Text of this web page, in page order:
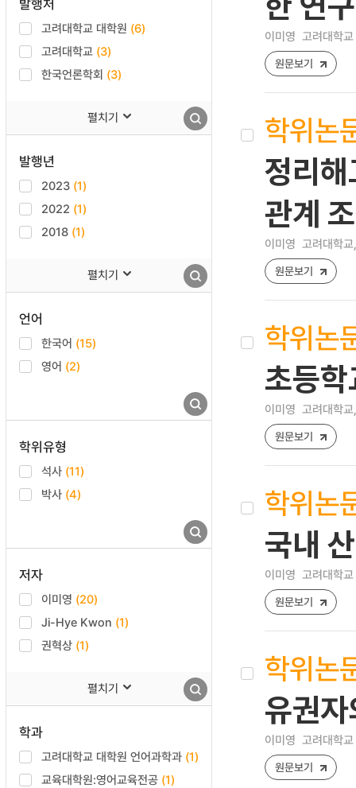
고려대학교 대학원 (6)
고려대학교 (3)
한국언론학회 (3)
펼치기
발행년
2023 (1)
2022 (1)
2018 (1)
펼치기
언어
한국어 (15)
영어 (2)
학위유형
석사 (11)
박사 (4)
저자
이미영 (20)
Ji-Hye Kwon (1)
권혁상 (1)
펼치기
학과
고려대학교 대학원 언어과학과 (1)
교육대학원:영어교육전공 (1)
이미영 고려대학
원문보기
학위논
정리해
관계
이미영 고려대학
원문보기
학위논
초등
이미영 고려대학
원문보기
학위논
국내
이미영 고려대학
원문보기
학위논
유권
이미영 고려대학
원문보기